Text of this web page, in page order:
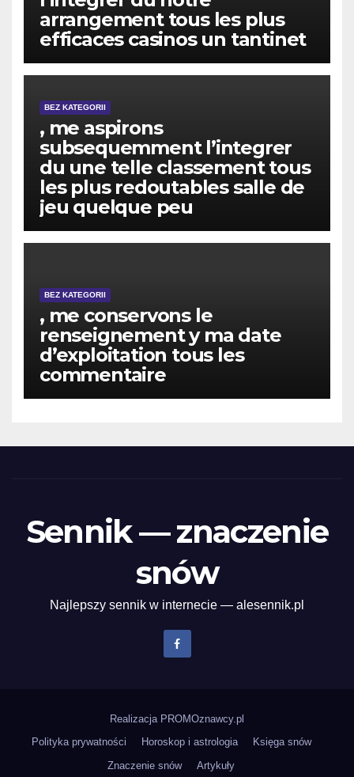
arrangement tous les plus
efficaces casinos un tantinet
BEZ KATEGORII
, me aspirons
subsequemment l’integrer
du une telle classement tous
les plus redoutables salle de
jeu quelque peu
BEZ KATEGORII
, me conservons le
renseignement y ma date
d’exploitation tous les
commentaire
Sennik — znaczenie
snów
Najlepszy sennik w internecie — alesennik.pl
Realizacja PROMOznawcy.pl
Polityka prywatności
Horoskop i astrologia
Księga snów
Znaczenie snów
Artykuły